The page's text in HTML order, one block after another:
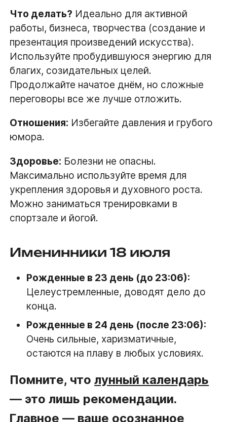
Что делать? Идеально для активной
работы, бизнеса, творчества (создание и
презентация произведений искусства).
Используйте пробудившуюся энергию для
благих, созидательных целей.
Продолжайте начатое днём, но сложные
переговоры все же лучше отложить.
Отношения: Избегайте давления и грубого
юмора.
Здоровье: Болезни не опасны.
Максимально используйте время для
укрепления здоровья и духовного роста.
Можно заниматься тренировками в
спортзале и йогой.
Именинники 18 июля
Рожденные в 23 день (до 23:06):
Целеустремленные, доводят дело до
конца.
Рожденные в 24 день (после 23:06):
Очень сильные, харизматичные,
остаются на плаву в любых условиях.
Помните, чтолунный календарь
— это лишь рекомендации.
Главное — ваше осознанное